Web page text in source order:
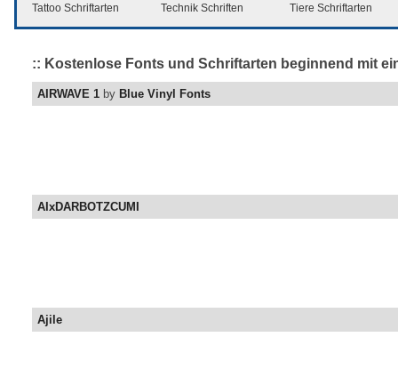
Tattoo Schriftarten
Technik Schriften Tiere Schriftarten
:: Kostenlose Fonts und Schriftarten beginnend mit
AIRWAVE 1 by Blue Vinyl Fonts
AIxDARBOTZCUMI
Ajile